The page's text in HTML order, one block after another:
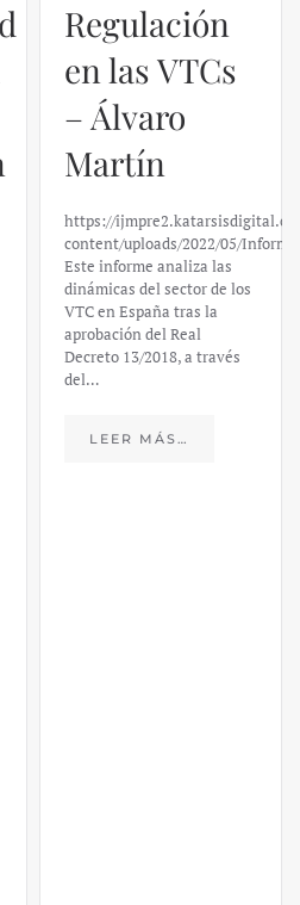
wp-
El caso de
Silicon
Valley Bank:
un análisis
financiero –
Daniel
Fernández